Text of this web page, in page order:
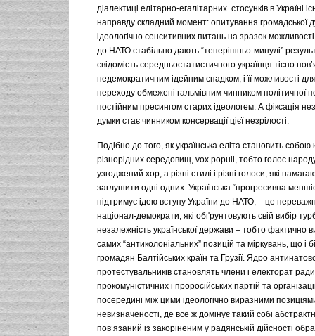
діалектиці елітарно-егалітарних стосунків в Україні
направду складний момент: опитування громадської
ідеологічно сенситивних питань на зразок
до НАТО стабільно дають “теперішньо-минулі”
свідомість середньостатистичного українця тісно
недемократичним ідейним спадком, і її можливості
переходу обмежені гальмівним чинником політичної
постійним пресингом старих ідеологем. А фіксація
думки стає чинником консервації цієї незрілості.
Подібно до того, як українська еліта становить собою
різнорідних середовищ, vox populi, тобто голос
узгоджений хор, а різні стилі і різні голоси, які
заглушити одні одних. Українська “прогресивна
підтримує ідею вступу України до НАТО, – це
націонал-демократи, які обґрунтовують свій вибір
незалежність української держави – тобто фактично
самих “антиколоніальних” позицій та міркувань, що і
громадян Балтійських країн та Грузії. Ядро
протестувальників становлять члени і електорат
прокомуністичних і проросійських партій та
посередині між цими ідеологічно виразними
невизначеності, де все ж домінує такий собі
пов’язаний із закоріненим у радянській дійсності